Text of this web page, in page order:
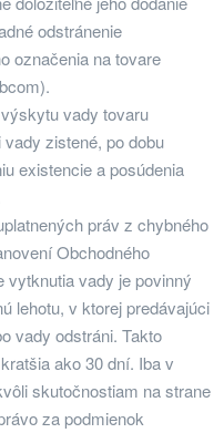
odstránenie
označenia na tovare
vady tovaru
zistené, po dobu
existencie a posúdenia
práv z chybného
Obchodného
vady je povinný
lehotu, v ktorej predávajúci
vady odstráni. Takto
ako 30 dní. Iba v
skutočnostiam na strane
za podmienok